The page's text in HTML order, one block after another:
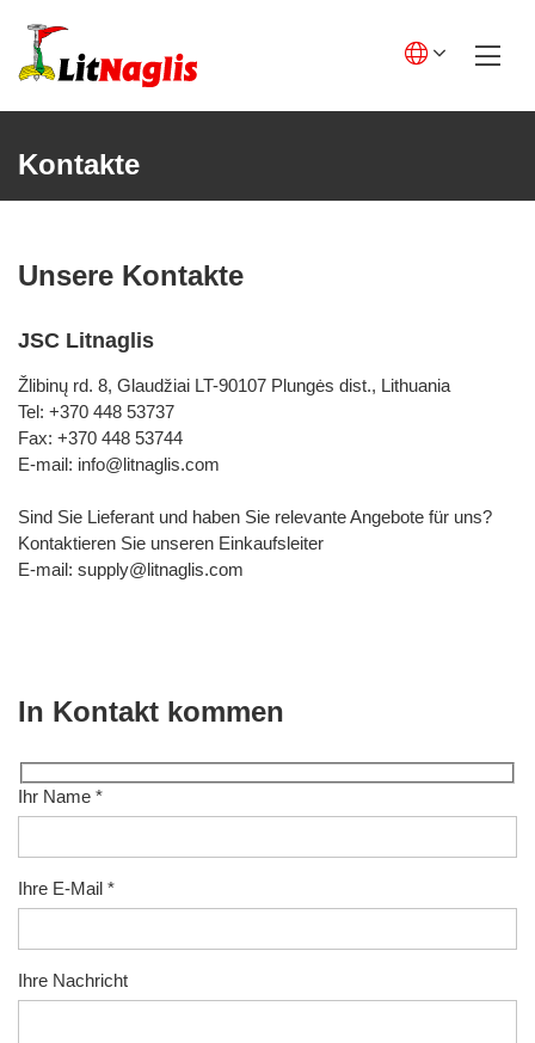
content
Lietuviškai
Italiano
Kontakte
Unsere Kontakte
JSC Litnaglis
Žlibinų rd. 8, Glaudžiai LT-90107 Plungės dist., Lithuania
Tel: +370 448 53737
Fax: +370 448 53744
E-mail: info@litnaglis.com
Sind Sie Lieferant und haben Sie relevante Angebote für uns?
Kontaktieren Sie unseren Einkaufsleiter
E-mail: supply@litnaglis.com
In Kontakt kommen
Ihr Name *
Ihre E-Mail *
Ihre Nachricht